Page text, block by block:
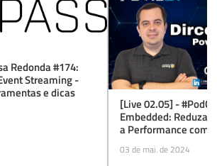
Redonda #174:
Streaming -
e dicas
[Live 02.05] -
Embedded: Reduza
a Performance com
03 de mai. de 2024